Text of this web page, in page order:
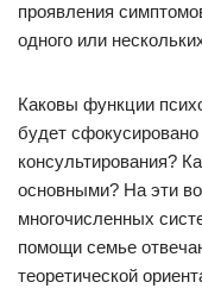
проявления
одного или
Каковы функции
будет
консультирования?
основными? На эти
многочисленных
помощи семье
теоретической